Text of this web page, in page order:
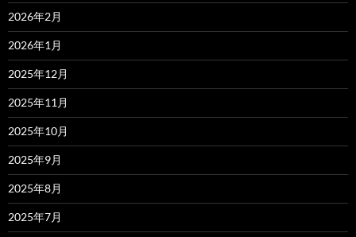
2026年2月
2026年1月
2025年12月
2025年11月
2025年10月
2025年9月
2025年8月
2025年7月